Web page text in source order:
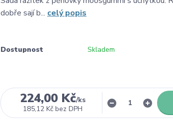
dobře sají b... celý popis
Dostupnost Skladem
224,00 Kč/ks
185,12 Kč bez DPH